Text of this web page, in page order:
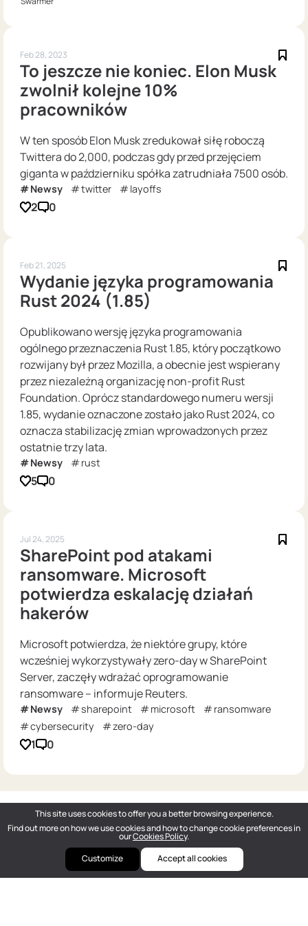
Feb 28, 2023
To jeszcze nie koniec. Elon Musk
zwolnił kolejne 10%
pracowników
W ten sposób Elon Musk zredukował siłę roboczą
Twittera do 2,000, podczas gdy przed przejęciem
giganta w październiku spółka zatrudniała 7500 osób.
Newsy twitter layoffs
2 0
Feb 21, 2025
Wydanie języka programowania
Rust 2024 (1.85)
Opublikowano wersję języka programowania
ogólnego przeznaczenia Rust 1.85, który początkowo
rozwijany był przez Mozilla, a obecnie jest wspierany
przez niezależną organizację non-profit Rust
Foundation. Oprócz standardowego numeru wersji
1.85, wydanie oznaczone zostało jako Rust 2024, co
oznacza stabilizację zmian wprowadzonych przez
ostatnie trzy lata.
Newsy rust
5 0
Jul 24, 2025
SharePoint pod atakami
ransomware. Microsoft
potwierdza eskalację działań
hakerów
Microsoft potwierdza, że niektóre grupy, które
wcześniej wykorzystywały zero-day w SharePoint
Server, zaczęły wdrażać oprogramowanie
ransomware – informuje Reuters.
Newsy sharepoint microsoft
ransomware
cybersecurity
zero-day
1 0
This site uses cookies to offer you a better browsing experience.
Find out more on how we use cookies and how to change cookie preferences in
ourCookies Policy.
Customize
Accept all cookies